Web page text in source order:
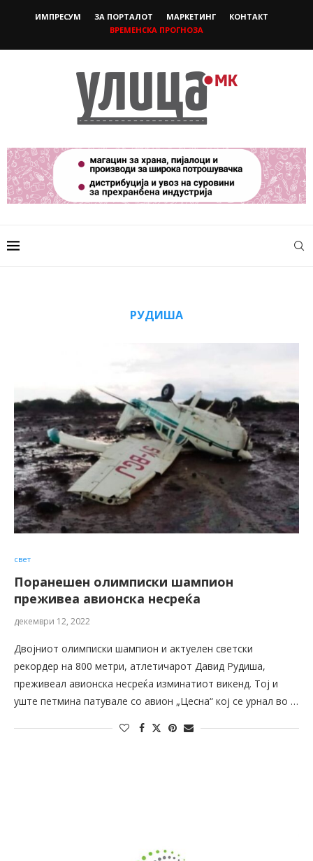
ИМПРЕСУМ ЗА ПОРТАЛОТ МАРКЕТИНГ
КОНТАКТ
ВРЕМЕНСКА ПРОГНОЗА
РУДИША
свет
Поранешен олимписки шампион
преживеа авионска несреќа
декември 12, 2022
Двојниот олимписки шампион и актуелен светски
рекордер на 800 метри, атлетичарот Давид Рудиша,
преживеал авионска несреќа изминатиот викенд. Тој и
уште петмина патувале со авион „Цесна“ кој се урнал во …